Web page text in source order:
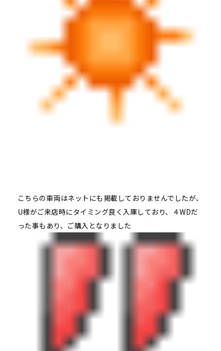
こちらの車両はネットにも掲載しておりませんでしたが、
U様がご来店時にタイミング良く入庫しており、４WDだ
った事もあり、ご購入となりました